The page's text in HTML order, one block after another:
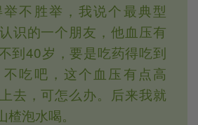
不胜举，我说个最典型
识的一个朋友，他血压有
到40岁，要是吃药得吃到
吃吧，这个血压有点高
去，可怎么办。后来我就
泡水喝。